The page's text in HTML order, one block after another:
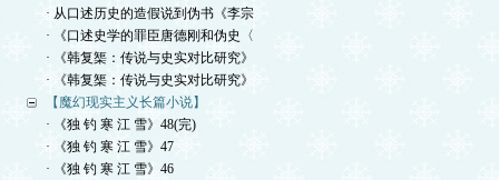
· 从口述历史的造假说到伪书《李宗
· 《口述史学的罪臣唐德刚和伪史〈
· 《韩复榘：传说与史实对比研究》
· 《韩复榘：传说与史实对比研究》
【魔幻现实主义长篇小说】
· 《独 钓 寒 江 雪》48(完)
· 《独 钓 寒 江 雪》47
· 《独 钓 寒 江 雪》46